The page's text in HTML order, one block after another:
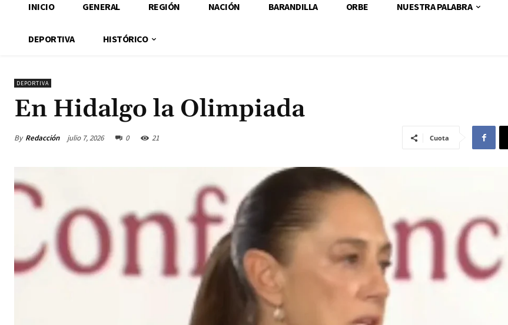
INICIO GENERAL REGIÓN NACIÓN BARANDILLA ORBE NUESTRA PALABRA
DEPORTIVA HISTÓRICO
DEPORTIVA
En Hidalgo la Olimpiada
By Redacción julio 7, 2026 0 21 Cuota